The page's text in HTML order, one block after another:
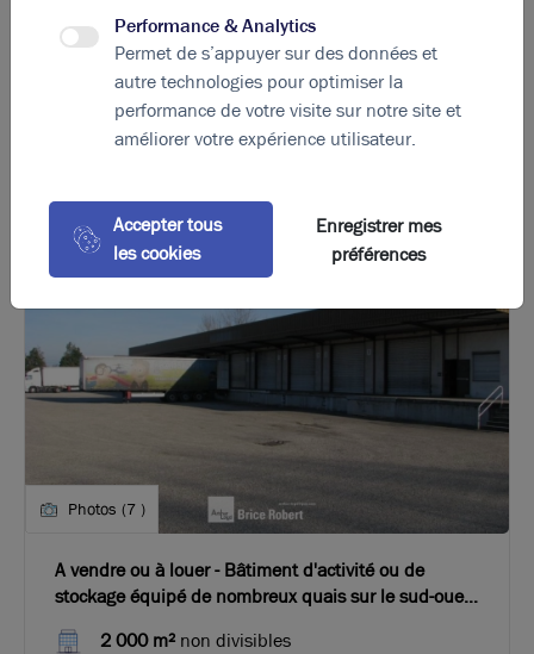
La perle rare pour votreprojet immobilier
Ces offres peuvent vous intéresser
Photos (7 )
A vendre ou à louer - Bâtiment d'activité ou de
stockage équipé de nombreux quais sur le sud-ouest
2 000 m² non divisibles
Performance & Analytics
Permet de s’appuyer sur des données et
autre technologies pour optimiser la
performance de votre visite sur notre site et
améliorer votre expérience utilisateur.
Accepter tous
les cookies
Enregistrer mes
préférences